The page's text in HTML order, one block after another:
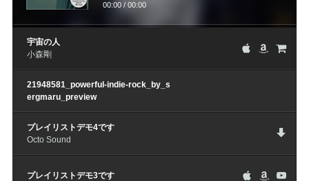
00:00/ 00:00
宇宙の人
小森剛
21948581_powerful-indie-rock_by_s
ergmaru_preview
プレイリストデモ4です
Octo Sound
プレイリストデモ3です